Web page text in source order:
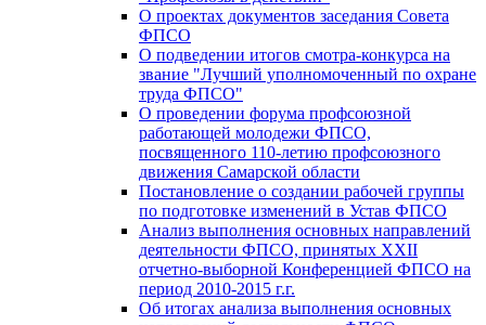
О проектах документов заседания Совета
ФПСО
О подведении итогов смотра-конкурса на
звание "Лучший уполномоченный по охране
труда ФПСО"
О проведении форума профсоюзной
работающей молодежи ФПСО,
посвященного 110-летию профсоюзного
движения Самарской области
Постановление о создании рабочей группы
по подготовке изменений в Устав ФПСО
Анализ выполнения основных направлений
деятельности ФПСО, принятых XXII
отчетно-выборной Конференцией ФПСО на
период 2010-2015 г.г.
Об итогах анализа выполнения основных